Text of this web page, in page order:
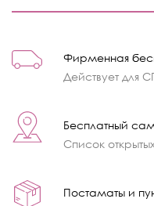
Фирменная
Действует для
Бесплатный
Список
Постаматы и